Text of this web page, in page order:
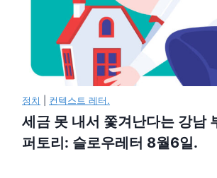
정치 컨텍스트 레터.
세금 못 내서 쫓겨난다는 강남
퍼토리: 슬로우레터 8월6일.